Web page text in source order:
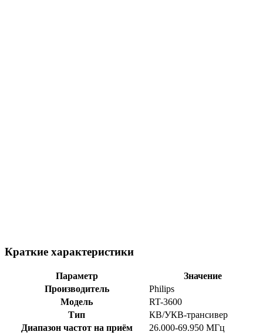
Краткие характеристики
Параметр
Значение
Производитель
Philips
Модель
RT-3600
Тип
КВ/УКВ-трансивер
Диапазон частот на приём
26.000-69.950 МГц